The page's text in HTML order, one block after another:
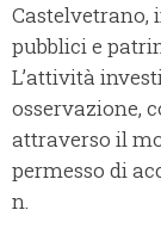
Castelvetrano,
pubblici e
L’attività
osservazione,
attraverso il
permesso di
n.